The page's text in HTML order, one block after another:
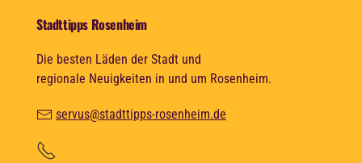
Stadttipps Rosenheim
Die besten Läden der Stadt und
regionale Neuigkeiten in und um Rosenheim.
servus@stadttipps-rosenheim.de